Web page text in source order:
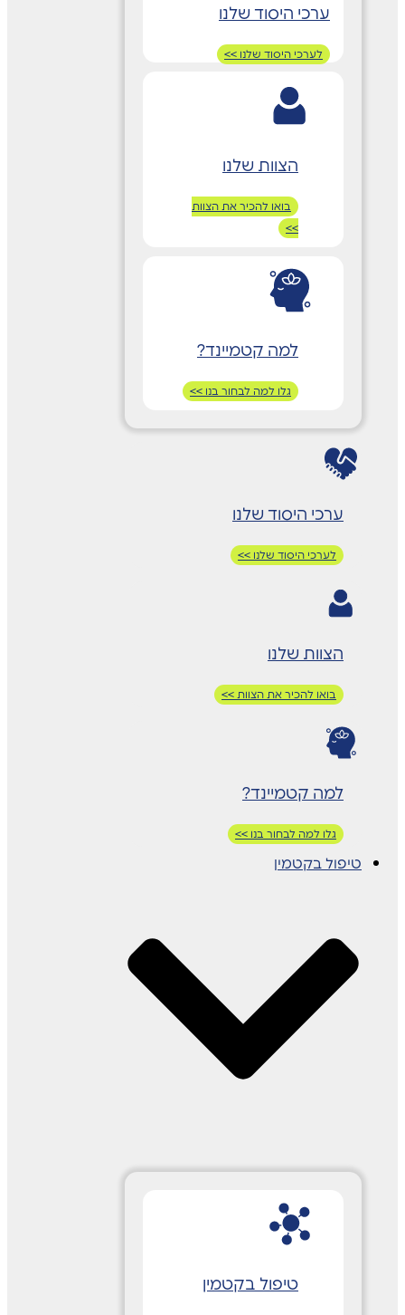
ערכי היסוד שלנו
לערכי היסוד שלנו >>
הצוות שלנו
בואו להכיר את הצוות
>>
למה קטמיינד?
גלו למה לבחור בנו >>
ערכי היסוד שלנו
לערכי היסוד שלנו >>
הצוות שלנו
בואו להכיר את הצוות >>
למה קטמיינד?
גלו למה לבחור בנו >>
טיפול בקטמין
טיפול בקטמין